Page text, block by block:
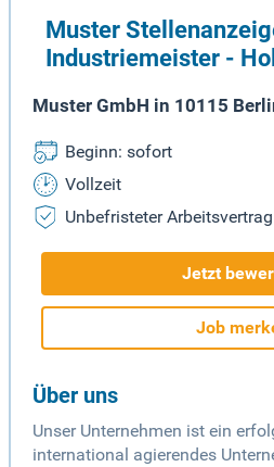
Muster
Industriemeister -
Muster GmbH in 10115
Beginn: sofort
Vollzeit
Unbefristeter Arbeitsvertrag
Jetzt
Job
Über uns
Unser Unternehmen ist ein
international agierendes